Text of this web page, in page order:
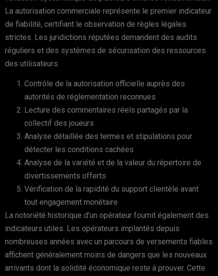
La autorisation commerciale représente le premier indicateur
de fiabilité, certifiant le observation de règles légales
strictes. Les juridictions réputées demandent des audits
réguliers et des systèmes de sécurisation des ressources
des utilisateurs.
Contrôle de la autorisation officielle auprès des
autorités de réglementation reconnues
Lecture des commentaires réels partagés par la
collectif des joueurs
Analyse détaillée des termes et stipulations pour
détecter les conditions cachées
Analyse de la variété et de la valeur du répertoire de
divertissements offerts
Vérification de la rapidité du support clientèle avant
tout engagement monétaire
La notoriété historique d’un opérateur fournit également des
indicateurs utiles. Les opérateurs implantés depuis
nombreuses années avec un parcours de versements fiables
affichent généralement moins de dangers que les nouveaux
arrivants dont la solidité économique reste à prouver. Cette